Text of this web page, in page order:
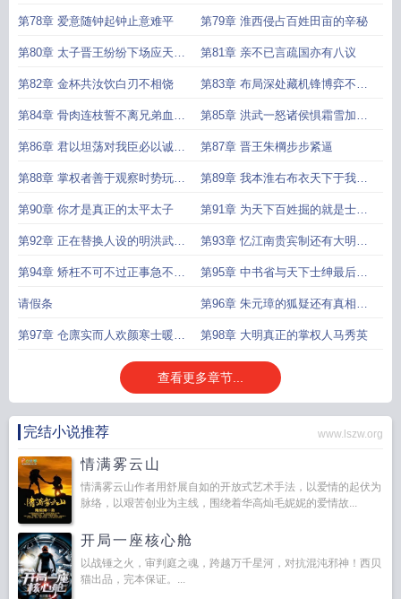
比肩 求首订
第78章 爱意随钟起钟止意难平 第79章 淮西侵占百姓田亩的辛秘
第80章 太子晋王纷纷下场应天最
硬后台
第81章 亲不已言疏国亦有八议
第82章 金杯共汝饮白刃不相饶 第83章 布局深处藏机锋博弈不言
声色寒
第84章 骨肉连枝誓不离兄弟血亲
不刃相向
第85章 洪武一怒诸侯惧霜雪加身
胆皆寒
第86章 君以坦荡对我臣必以诚侍
君
第87章 晋王朱棡步步紧逼
第88章 掌权者善于观察时势玩弄
人心
第89章 我本淮右布衣天下于我何
加焉
第90章 你才是真正的太平太子 第91章 为天下百姓掘的就是士族
豪绅的根
第92章 正在替换人设的明洪武朱
元璋
第93章 忆江南贵宾制还有大明贱
籍制
第94章 矫枉不可不过正事急不可
不从权
第95章 中书省与天下士绅最后的
绝唱
请假条 第96章 朱元璋的狐疑还有真相大
白
第97章 仓廪实而人欢颜寒士暖衣 第98章 大明真正的掌权人马秀英
查看更多章节...
完结小说推荐 www.lszw.org
情满雾云山
情满雾云山作者用舒展自如的开放式艺术手法，以爱情的起伏为
脉络，以艰苦创业为主线，围绕着华高灿毛妮妮的爱情故...
开局一座核心舱
以战锤之火，审判庭之魂，跨越万千星河，对抗混沌邪神！西贝
猫出品，完本保证。...